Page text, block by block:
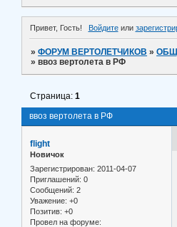
Привет, Гость! Войдитеили
»ФОРУМ ВЕРТОЛЕТЧИКОВ »
»ввоз вертолета в РФ
ввоз вертолета в РФ
Страница:1
flight
Новичок
Зарегистрирован: 2011-04-07
Приглашений: 0
Сообщений: 2
Уважение: +0
Позитив: +0
Провел на форуме: